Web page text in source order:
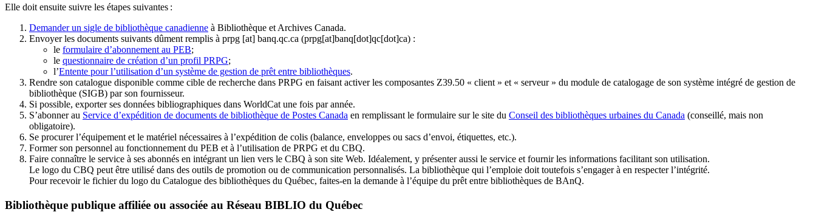
Elle doit ensuite suivre les étapes suivantes :
Demander un sigle de bibliothèque canadienne à Bibliothèque et Archives Canada.
Envoyer les documents suivants dûment remplis à prpg [at] banq.qc.ca (prpg[at]banq[dot]qc[dot]ca) :
le formulaire d’abonnement au PEB;
le questionnaire de création d’un profil PRPG;
l’Entente pour l’utilisation d’un système de gestion de prêt entre bibliothèques.
Rendre son catalogue disponible comme cible de recherche dans PRPG en faisant activer les composantes Z39.50 « client » et « serveur » du module de catalogage de son système intégré de gestion de
bibliothèque (SIGB) par son fournisseur.
Si possible, exporter ses données bibliographiques dans WorldCat une fois par année.
S’abonner au Service d’expédition de documents de bibliothèque de Postes Canada en remplissant le formulaire sur le site du Conseil des bibliothèques urbaines du Canada (conseillé, mais non
obligatoire).
Se procurer l’équipement et le matériel nécessaires à l’expédition de colis (balance, enveloppes ou sacs d’envoi, étiquettes, etc.).
Former son personnel au fonctionnement du PEB et à l’utilisation de PRPG et du CBQ.
Faire connaître le service à ses abonnés en intégrant un lien vers le CBQ à son site Web. Idéalement, y présenter aussi le service et fournir les informations facilitant son utilisation.
Le logo du CBQ peut être utilisé dans des outils de promotion ou de communication personnalisés. La bibliothèque qui l’emploie doit toutefois s’engager à en respecter l’intégrité.
Pour recevoir le fichier du logo du Catalogue des bibliothèques du Québec, faites-en la demande à l’équipe du prêt entre bibliothèques de BAnQ.
Bibliothèque publique affiliée ou associée au Réseau BIBLIO du Québec